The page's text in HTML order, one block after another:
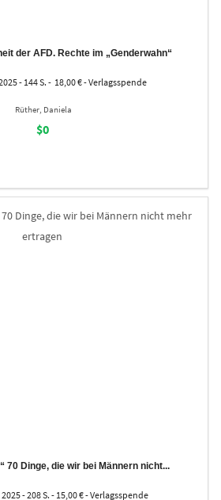
der AFD. Rechte im „Genderwahn“
- 144 S. - 18,00 € - Verlagsspende
Rüther, Daniela
$0
70 Dinge, die wir bei Männern nicht...
- 208 S. - 15,00 € - Verlagsspende